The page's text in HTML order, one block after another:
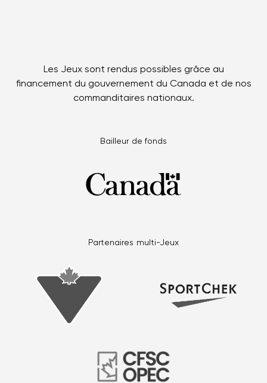
Les Jeux sont rendus possibles grâce au
financement du gouvernement du Canada et de nos
commanditaires nationaux.
Bailleur de fonds
Partenaires multi-Jeux